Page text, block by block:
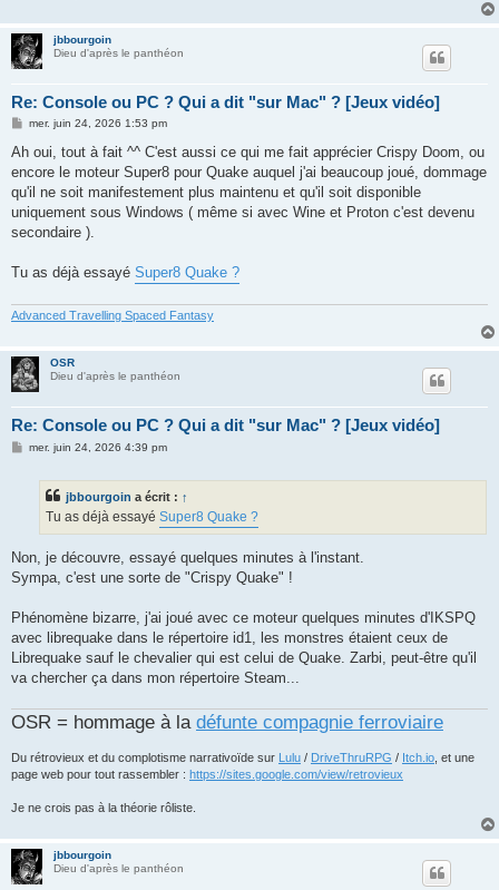
jbbourgoin
Dieu d'après le panthéon
Re: Console ou PC ? Qui a dit "sur Mac" ? [Jeux vidéo]
M
s
a
g
mer. juin 24, 2026 1:53 pm
Ah oui, tout à fait ^^ C'est aussi ce qui me fait apprécier Crispy Doom, ou
encore le moteur Super8 pour Quake auquel j'ai beaucoup joué, dommage
qu'il ne soit manifestement plus maintenu et qu'il soit disponible
uniquement sous Windows ( même si avec Wine et Proton c'est devenu
secondaire ).
Tu as déjà essayé Super8 Quake ?
Advanced Travelling Spaced Fantasy
OSR
Dieu d'après le panthéon
Re: Console ou PC ? Qui a dit "sur Mac" ? [Jeux vidéo]
Mmer. juin 24, 2026 4:39 pm
jbbourgoin a écrit : ↑
Tu as déjà essayé Super8 Quake ?
Non, je découvre, essayé quelques minutes à l'instant.
Sympa, c'est une sorte de "Crispy Quake" !
Phénomène bizarre, j'ai joué avec ce moteur quelques minutes d'IKSPQ
avec librequake dans le répertoire id1, les monstres étaient ceux de
Librequake sauf le chevalier qui est celui de Quake. Zarbi, peut-être qu'il
va chercher ça dans mon répertoire Steam...
OSR = hommage à la défunte compagnie ferroviaire
Du rétrovieux et du complotisme narrativoïde sur Lulu / DriveThruRPG / Itch.io , et une
page web pour tout rassembler : https://sites.google.com/view/retrovieux
Je ne crois pas à la théorie rôliste.
jbbourgoin
Dieu d'après le panthéon